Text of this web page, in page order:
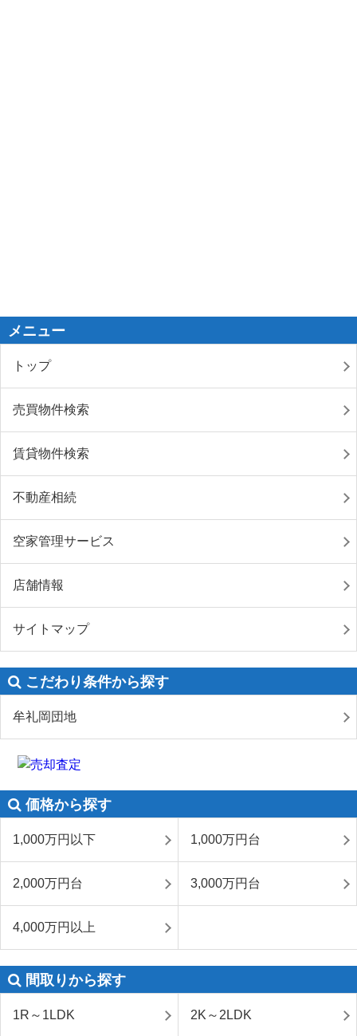
メニュー
トップ
売買物件検索
賃貸物件検索
不動産相続
空家管理サービス
店舗情報
サイトマップ
こだわり条件から探す
牟礼岡団地
価格から探す
1,000万円以下 1,000万円台
2,000万円台 3,000万円台
4,000万円以上
間取りから探す
1R～1LDK 2K～2LDK